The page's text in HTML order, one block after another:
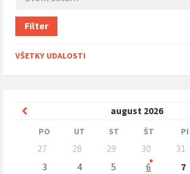
Filter
VŠETKY UDALOSTI
august 2026
Predchádzajúci
mesiac
PO UT ST ŠT PI
Preskočit
kalendárne
27 28 29 30 31
3
4 5 6 7